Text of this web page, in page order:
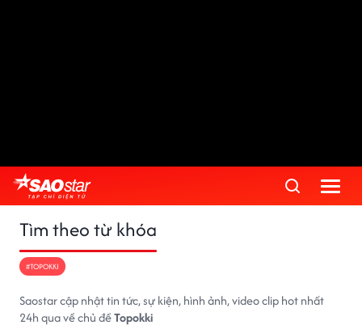
Tìm theo từ khóa
#TOPOKKI
Saostar cập nhật tin tức, sự kiện, hình ảnh, video clip hot nhất
24h qua về chủ đềTopokki